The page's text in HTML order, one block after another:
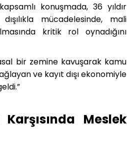
konuşmada, 36 yıldır
mücadelesinde, mali
kritik rol oynadığını
bir zemine kavuşarak kamu
ve kayıt dışı ekonomiyle
Meslek